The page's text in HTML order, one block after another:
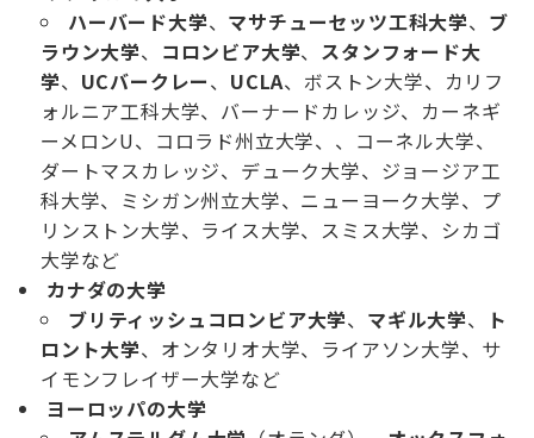
ハーバード大学、 マサチューセッツ工科大学、 ブ
ラウン大学、 コロンビア大学、 スタンフォード大
学、 UCバークレー、 UCLA、ボストン大学、カリフ
ォルニア工科大学、バーナードカレッジ、カーネギ
ーメロンU、コロラド州立大学、、コーネル大学、
ダートマスカレッジ、デューク大学、ジョージア工
科大学、ミシガン州立大学、ニューヨーク大学、プ
リンストン大学、ライス大学、スミス大学、シカゴ
大学など
カナダの大学
ブリティッシュコロンビア大学、 マギル大学、
ト
ロント大学、オンタリオ大学、ライアソン大学、サ
イモンフレイザー大学など
ヨーロッパの大学